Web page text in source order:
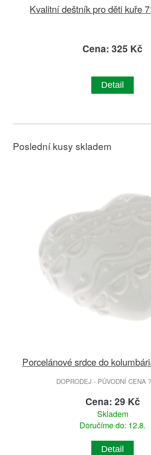
Kvalitní deštník pro děti kuře
Cena: 325 Kč
Detail
Poslední kusy skladem
Porcelánové srdce do
DOPRODEJ - PŮVODNÍ CENA
Cena: 29 Kč
Skladem
Doručíme do: 12.8.
Detail